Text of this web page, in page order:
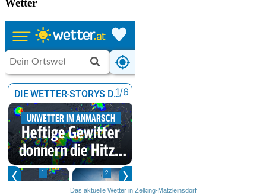
Wetter
Das aktuelle Wetter in Zelking-Matzleinsdorf